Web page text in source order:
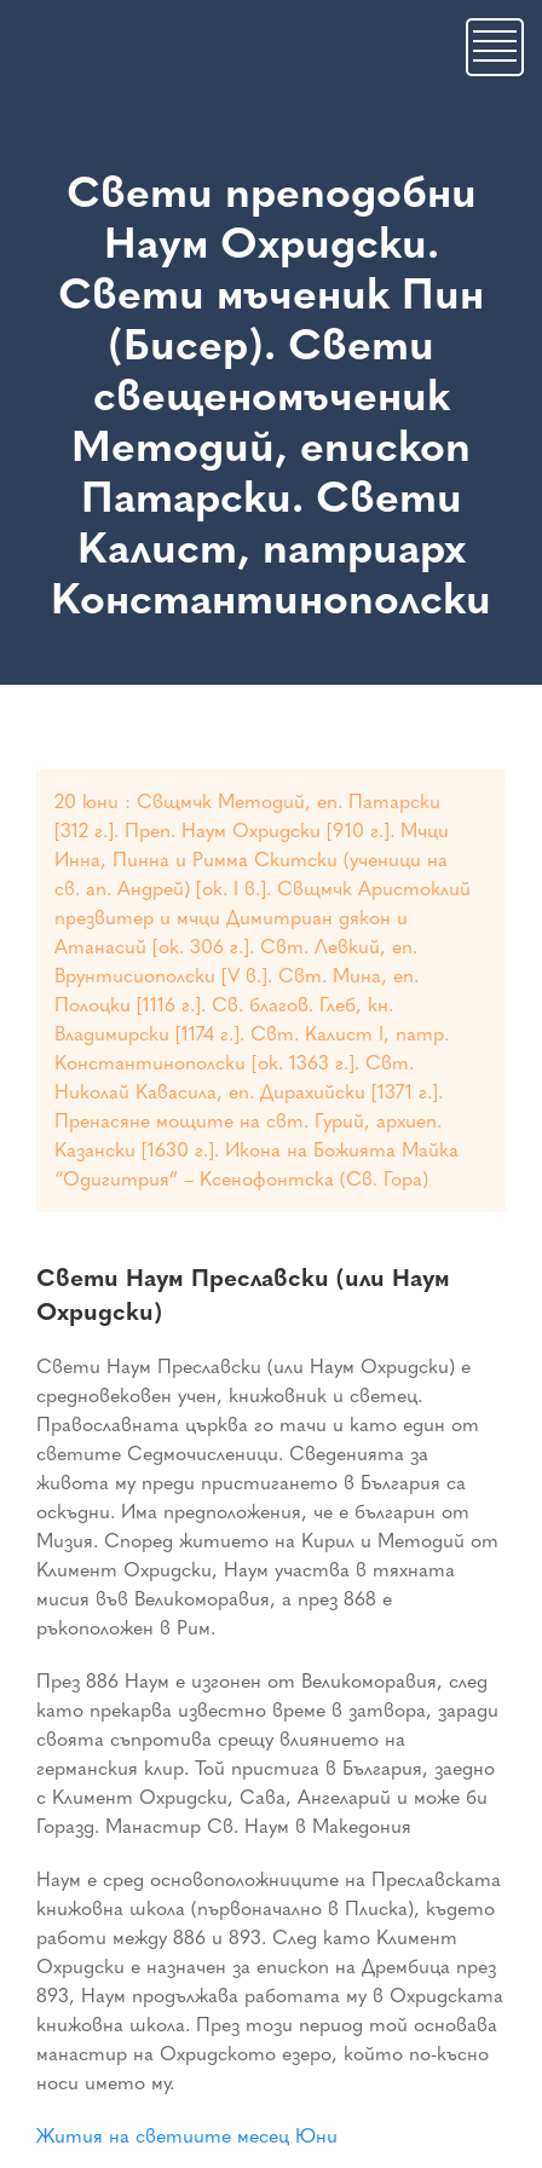
Свети преподобни
Наум Охридски.
Свети мъченик Пин
(Бисер). Свети
свещеномъченик
Методий, епископ
Патарски. Свети
Калист, патриарх
Константинополски
20 юни : Свщмчк Методий, еп. Патарски
[312 г.]. Преп. Наум Охридски [910 г.]. Мчци
Инна, Пинна и Римма Скитски (ученици на
св. ап. Андрей) [ок. I в.]. Свщмчк Аристоклий
презвитер и мчци Димитриан дякон и
Атанасий [ок. 306 г.]. Свт. Левкий, еп.
Врунтисиополски [V в.]. Свт. Мина, еп.
Полоцки [1116 г.]. Св. благов. Глеб, кн.
Владимирски [1174 г.]. Свт. Калист I, патр.
Константинополски [ок. 1363 г.]. Свт.
Николай Кавасила, еп. Дирахийски [1371 г.].
Пренасяне мощите на свт. Гурий, архиеп.
Казански [1630 г.]. Икона на Божията Майка
“Одигитрия” – Ксенофонтска (Св. Гора)
Свети Наум Преславски (или Наум
Охридски)
Свети Наум Преславски (или Наум Охридски) е
средновековен учен, книжовник и светец.
Православната църква го тачи и като един от
светите Седмочисленици. Сведенията за
живота му преди пристигането в България са
оскъдни. Има предположения, че е българин от
Мизия. Според житието на Кирил и Методий от
Климент Охридски, Наум участва в тяхната
мисия във Великоморавия, а през 868 е
ръкоположен в Рим.
През 886 Наум е изгонен от Великоморавия, след
като прекарва известно време в затвора, заради
своята съпротива срещу влиянието на
германския клир. Той пристига в България, заедно
с Климент Охридски, Сава, Ангеларий и може би
Горазд. Манастир Св. Наум в Македония
Наум е сред основоположниците на Преславската
книжовна школа (първоначално в Плиска), където
работи между 886 и 893. След като Климент
Охридски е назначен за епископ на Дрембица през
893, Наум продължава работата му в Охридската
книжовна школа. През този период той основава
манастир на Охридското езеро, който по-късно
носи името му.
Жития на светиите месец Юни